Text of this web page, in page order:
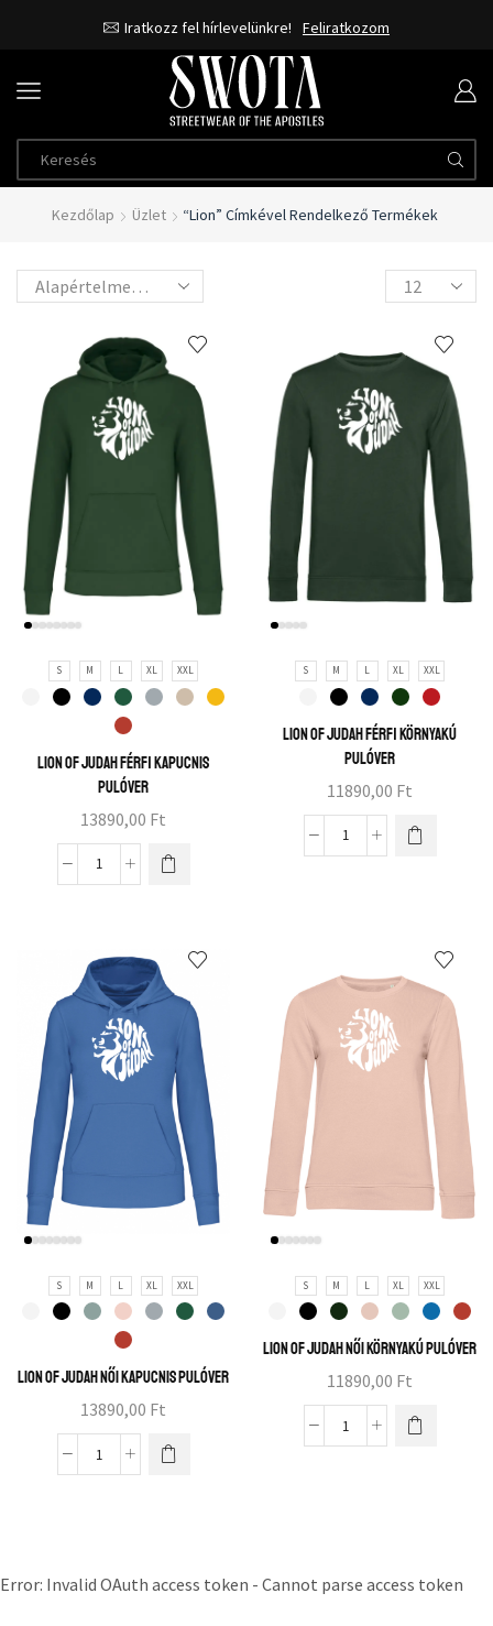
Iratkozz fel hírlevelünkre! Feliratkozom
Kezdőlap Üzlet “Lion” Címkével Rendelkező Termékek
S M L XL XXL
Lion of Judah férfi kapucnis
pulóver
13890,00 Ft
S M L XL XXL
Lion of Judah férfi környakú
pulóver
11890,00 Ft
S M L XL XXL
Lion of Judah női kapucnis pulóver
13890,00 Ft
S M L XL XXL
Lion of Judah női környakú pulóver
11890,00 Ft
Error: Invalid OAuth access token - Cannot parse access token